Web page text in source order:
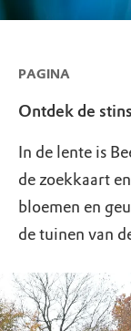
PAGINA
Ontdek de
In de lente is
de zoekkaart
bloemen en
de tuinen van